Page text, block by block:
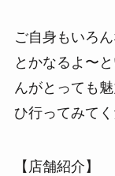
ご自身もいろ
とかなるよ〜
んがとっても
ひ行ってみてく
【店舗紹介】